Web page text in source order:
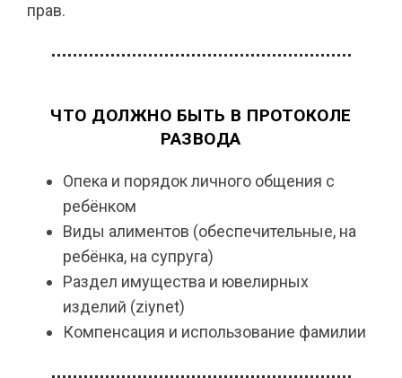
прав.
ЧТО ДОЛЖНО БЫТЬ В ПРОТОКОЛЕ
РАЗВОДА
Опека и порядок личного общения с
ребёнком
Виды алиментов (обеспечительные, на
ребёнка, на супруга)
Раздел имущества и ювелирных
изделий (ziynet)
Компенсация и использование фамилии